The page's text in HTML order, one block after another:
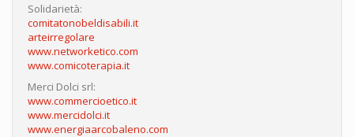
Solidarietà:
comitatonobeldisabili.it
arteirregolare
www.networketico.com
www.comicoterapia.it
Merci Dolci srl:
www.commercioetico.it
www.mercidolci.it
www.energiaarcobaleno.com